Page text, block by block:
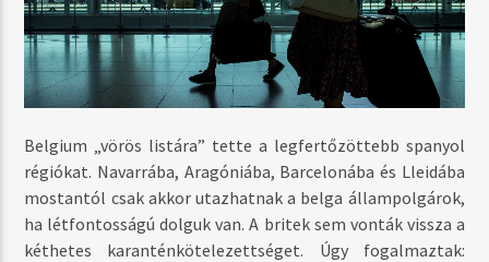
Radio Brand
Belgium „vörös listára” tette a legfertőzöttebb spanyol
régiókat. Navarrába, Aragóniába, Barcelonába és Lleidába
mostantól csak akkor utazhatnak a belga állampolgárok,
ha létfontosságú dolguk van. A britek sem vonták vissza a
kéthetes karanténkötelezettséget. Úgy fogalmaztak: